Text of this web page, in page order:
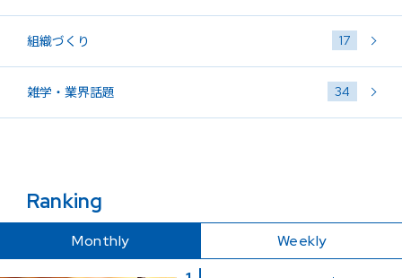
組織づくり 17
雑学・業界話題 34
Ranking
Monthly Weekly